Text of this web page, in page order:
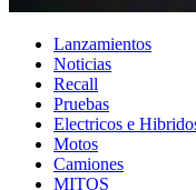
Lanzamientos
Noticias
Recall
Pruebas
Electricos e
Motos
Camiones
MITOS